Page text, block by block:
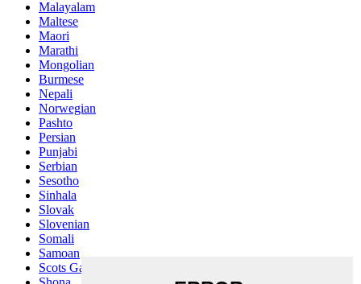
Malayalam
Maltese
Maori
Marathi
Mongolian
Burmese
Nepali
Norwegian
Pashto
Persian
Punjabi
Serbian
Sesotho
Sinhala
Slovak
Slovenian
Somali
Samoan
Scots Gaelic